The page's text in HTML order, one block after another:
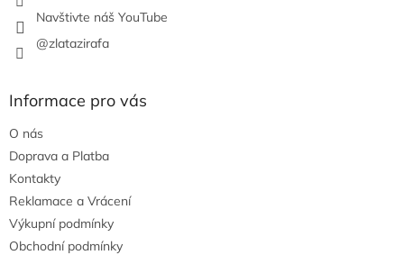
Navštivte náš YouTube
@zlatazirafa
Informace pro vás
O nás
Doprava a Platba
Kontakty
Reklamace a Vrácení
Výkupní podmínky
Obchodní podmínky